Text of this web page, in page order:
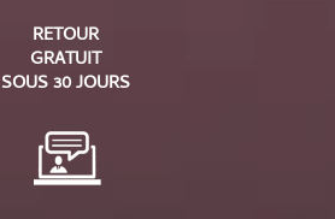
RETOUR
GRATUIT
SOUS 30 JOURS